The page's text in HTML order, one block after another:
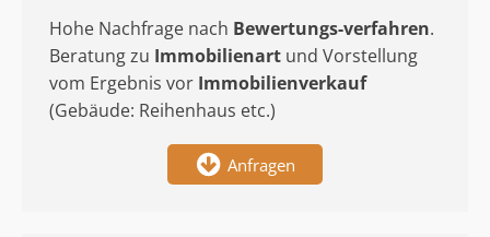
Hohe Nachfrage nach Bewertungs-verfahren.
Beratung zu Immobilienart und Vorstellung
vom Ergebnis vor Immobilienverkauf
(Gebäude: Reihenhaus etc.)
Anfragen